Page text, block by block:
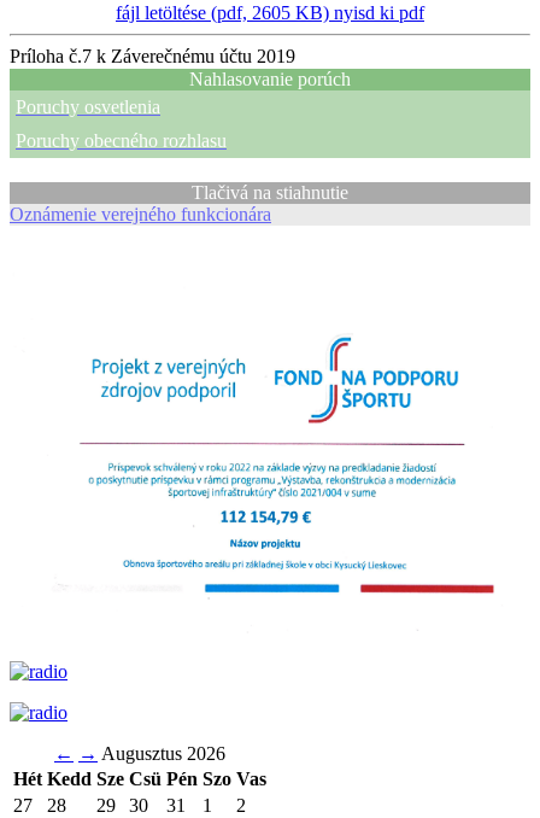
fájl letöltése (pdf, 2605 KB) nyisd ki pdf
Príloha č.7 k Záverečnému účtu 2019
Nahlasovanie porúch
Poruchy osvetlenia
Poruchy obecného rozhlasu
Tlačivá na stiahnutie
Oznámenie verejného funkcionára
← → Augusztus 2026
Hét Kedd Sze Csü Pén Szo Vas
27
28 29 30 31 1
2